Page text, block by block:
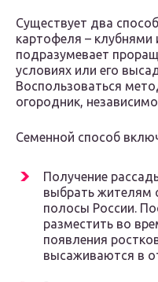
Существует два
картофеля – клубнями
подразумевает
условиях или его
Воспользоваться
огородник,
Семенной способ
Получение
выбрать жителям
полосы России.
разместить во
появления
высаживаются в